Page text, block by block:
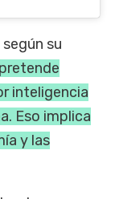
su
inteligencia
Eso implica
y las